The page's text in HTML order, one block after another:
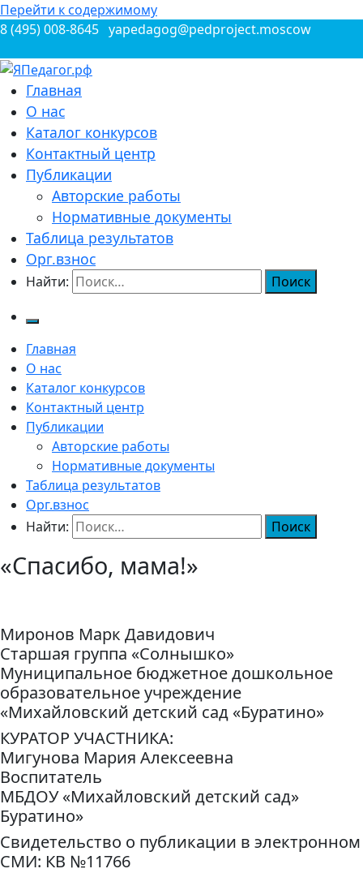
Перейти к содержимому
8 (495) 008-8645 yapedagog@pedproject.moscow
ЯПедагог.рф
Всероссийские конкурсы для педагогов
Главная
О нас
Каталог конкурсов
Контактный центр
Публикации
Авторские работы
Нормативные документы
Таблица результатов
Орг.взнос
Найти:
Главная
О нас
Каталог конкурсов
Контактный центр
Публикации
Авторские работы
Нормативные документы
Таблица результатов
Орг.взнос
Найти:
«Спасибо, мама!»
Миронов Марк Давидович
Старшая группа «Солнышко»
Муниципальное бюджетное дошкольное
образовательное учреждение
«Михайловский детский сад «Буратино»
КУРАТОР УЧАСТНИКА:
Мигунова Мария Алексеевна
Воспитатель
МБДОУ «Михайловский детский сад»
Буратино»
Свидетельство о публикации в электронном
СМИ: КВ №11766